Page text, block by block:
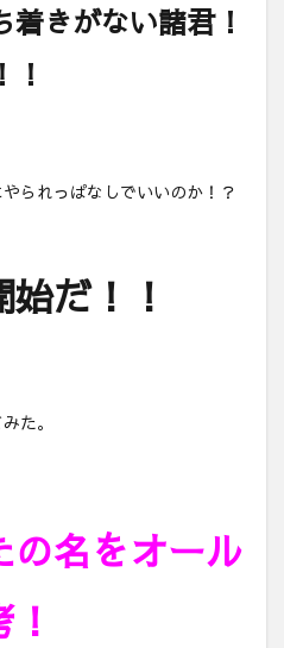
きがない諸君！
られっぱなしでいいのか！？
だ！！
た。
の名をオール